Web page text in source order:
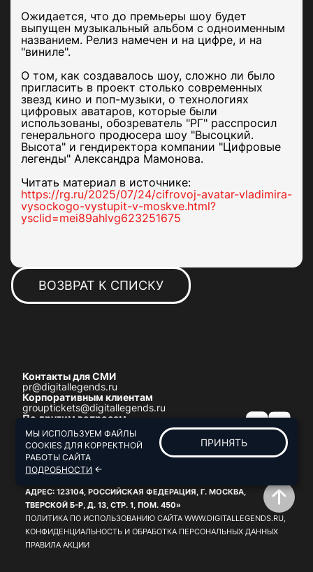
Ожидается, что до премьеры шоу будет
выпущен музыкальный альбом с одноименным
названием. Релиз намечен и на цифре, и на
"виниле".
О том, как создавалось шоу, сложно ли было
пригласить в проект столько современных
звезд кино и поп-музыки, о технологиях
цифровых аватаров, которые были
использованы, обозреватель "РГ" расспросил
генерального продюсера шоу "Высоцкий.
Высота" и гендиректора компании "Цифровые
легенды" Александра Мамонова.
Читать материал в источнике:
https://rg.ru/2025/07/24/cifrovoj-avatar-vladimira-
vysockogo-vystupit-v-moskve.html?
ysclid=mei89ahlvg623251675
ВОЗВРАТ К СПИСКУ
Контакты для СМИ
pr@digitallegends.ru
Корпоративным клиентам
grouptickets@digitallegends.ru
По другим вопросам
support@digitallegends.ru
ООО «СЕНСОРИУМ КОРПОРЕЙШН МОСКВА», ОГРН:
АДРЕС: 123104, РОССИЙСКАЯ ФЕДЕРАЦИЯ, Г. МОСКВА,
ТВЕРСКОЙ Б-Р, Д. 13, СТР. 1, ПОМ. 450»
ПОЛИТИКА ПО ИСПОЛЬЗОВАНИЮ САЙТА WWW.DIGITALLEGENDS.RU,
КОНФИДЕНЦИАЛЬНОСТЬ И ОБРАБОТКА ПЕРСОНАЛЬНЫХ ДАННЫХ
ПРАВИЛА АКЦИИ
МЫ ИСПОЛЬЗУЕМ ФАЙЛЫ
COOKIES ДЛЯ КОРРЕКТНОЙ
РАБОТЫ САЙТА
ПОДРОБНОСТИ
ПРИНЯТЬ